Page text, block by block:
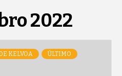
2022
KELVOA ÚLTIMO